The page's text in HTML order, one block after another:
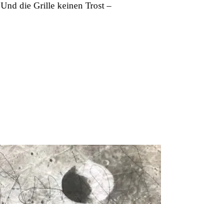
Und die Grille keinen Trost –